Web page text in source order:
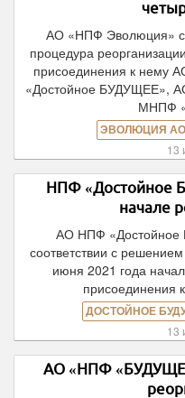
АО «НПФ Эволюция»
процедура
присоединения к
«Достойное БУДУЩЕЕ»,
МНПФ
ЭВОЛЮЦИЯ АО
13
НПФ «Достойное
начале
АО НПФ «Достойное
соответствии с
июня 2021 года
ДОСТОЙНОЕ
13
АО «НПФ